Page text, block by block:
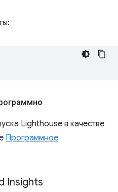
Lighthouse в качестве
Программное
​​Insights